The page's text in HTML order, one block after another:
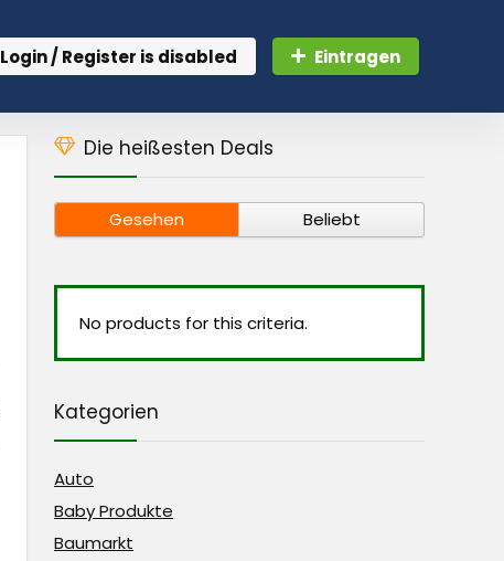
Login / Register is disabled Eintragen
Die heißesten Deals
Gesehen Beliebt
No products for this criteria.
Kategorien
Auto
Baby Produkte
Baumarkt